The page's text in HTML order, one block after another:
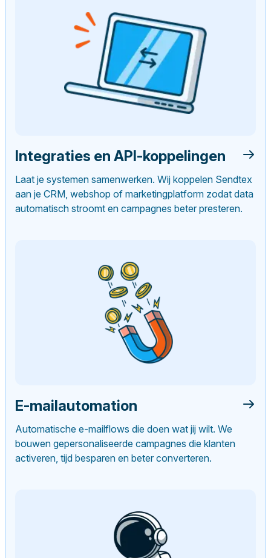
Integraties en API-koppelingen
Laat je systemen samenwerken. Wij koppelen Sendtex
aan je CRM, webshop of marketingplatform zodat data
automatisch stroomt en campagnes beter presteren.
E-mailautomation
Automatische e-mailflows die doen wat jij wilt. We
bouwen gepersonaliseerde campagnes die klanten
activeren, tijd besparen en beter converteren.